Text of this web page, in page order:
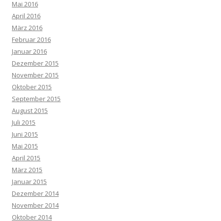
Mai 2016
April 2016
März 2016
Februar 2016
Januar 2016
Dezember 2015
November 2015
Oktober 2015
September 2015
August 2015
Juli 2015
Juni 2015
Mai 2015
April 2015
März 2015
Januar 2015
Dezember 2014
November 2014
Oktober 2014